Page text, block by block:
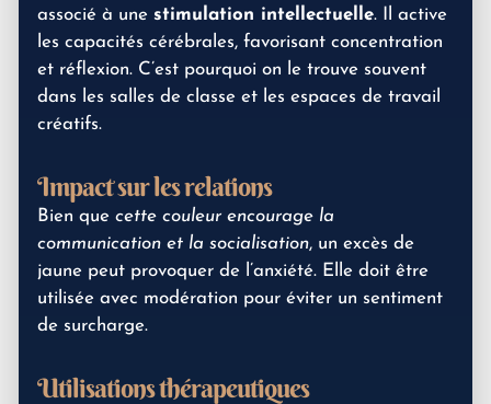
associé à une stimulation intellectuelle. Il active
les capacités cérébrales, favorisant concentration
et réflexion. C’est pourquoi on le trouve souvent
dans les salles de classe et les espaces de travail
créatifs.
Impact sur les relations
Bien que cette couleur encourage la
communication et la socialisation, un excès de
jaune peut provoquer de l’anxiété. Elle doit être
utilisée avec modération pour éviter un sentiment
de surcharge.
Utilisations thérapeutiques